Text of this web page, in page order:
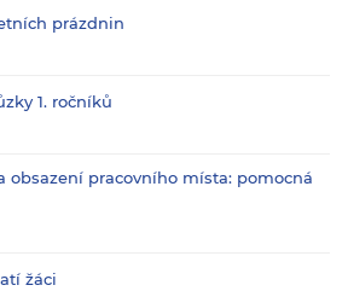
prázdnin
1. ročníků
obsazení pracovního místa: pomocná
žáci